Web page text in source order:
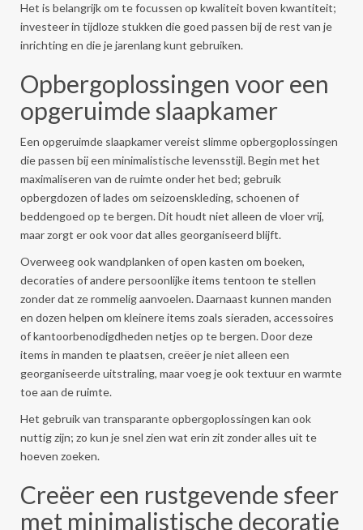
Het is belangrijk om te focussen op kwaliteit boven kwantiteit;
investeer in tijdloze stukken die goed passen bij de rest van je
inrichting en die je jarenlang kunt gebruiken.
Opbergoplossingen voor een
opgeruimde slaapkamer
Een opgeruimde slaapkamer vereist slimme opbergoplossingen
die passen bij een minimalistische levensstijl. Begin met het
maximaliseren van de ruimte onder het bed; gebruik
opbergdozen of lades om seizoenskleding, schoenen of
beddengoed op te bergen. Dit houdt niet alleen de vloer vrij,
maar zorgt er ook voor dat alles georganiseerd blijft.
Overweeg ook wandplanken of open kasten om boeken,
decoraties of andere persoonlijke items tentoon te stellen
zonder dat ze rommelig aanvoelen. Daarnaast kunnen manden
en dozen helpen om kleinere items zoals sieraden, accessoires
of kantoorbenodigdheden netjes op te bergen. Door deze
items in manden te plaatsen, creëer je niet alleen een
georganiseerde uitstraling, maar voeg je ook textuur en warmte
toe aan de ruimte.
Het gebruik van transparante opbergoplossingen kan ook
nuttig zijn; zo kun je snel zien wat erin zit zonder alles uit te
hoeven zoeken.
Creëer een rustgevende sfeer
met minimalistische decoratie